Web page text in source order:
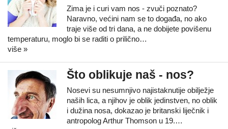
Zima je i curi vam nos - zvuči poznato?
Naravno, većini nam se to događa, no ako
traje više od tri dana, a ne dobijete povišenu
temperaturu, moglo bi se raditi o prilično…
više »
Što oblikuje naš - nos?
Nosevi su nesumnjivo najistaknutije obilježje
naših lica, a njihov je oblik jedinstven, no oblik
i dužina nosa, dokazao je britanski liječnik i
antropolog Arthur Thomson u 19.…